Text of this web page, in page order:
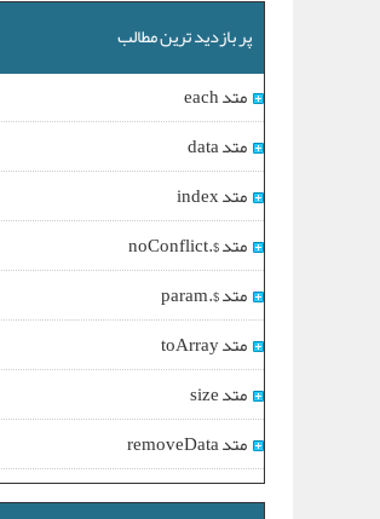
پر بازدید ترین مطالب
متد each
متد data
متد index
متد $.noConflict
متد $.param
متد toArray
متد size
متد removeData